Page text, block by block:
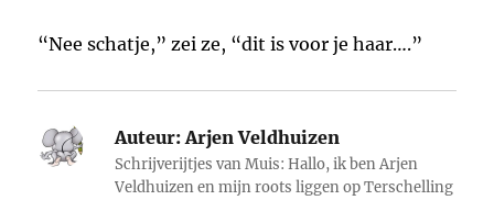
“Nee schatje,” zei ze, “dit is voor je haar….”
Auteur:Arjen Veldhuizen
Schrijverijtjes van Muis: Hallo, ik ben Arjen
Veldhuizen en mijn roots liggen op Terschelling